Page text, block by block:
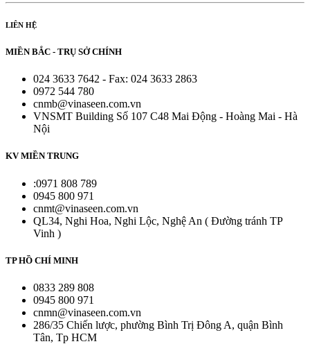
LIÊN HỆ
MIỀN BẮC - TRỤ SỞ CHÍNH
024 3633 7642 - Fax: 024 3633 2863
0972 544 780
cnmb@vinaseen.com.vn
VNSMT Building Số 107 C48 Mai Động - Hoàng Mai - Hà
Nội
KV MIỀN TRUNG
:0971 808 789
0945 800 971
cnmt@vinaseen.com.vn
QL34, Nghi Hoa, Nghi Lộc, Nghệ An ( Đường tránh TP
Vinh )
TP HỒ CHÍ MINH
0833 289 808
0945 800 971
cnmn@vinaseen.com.vn
286/35 Chiến lược, phường Bình Trị Đông A, quận Bình
Tân, Tp HCM